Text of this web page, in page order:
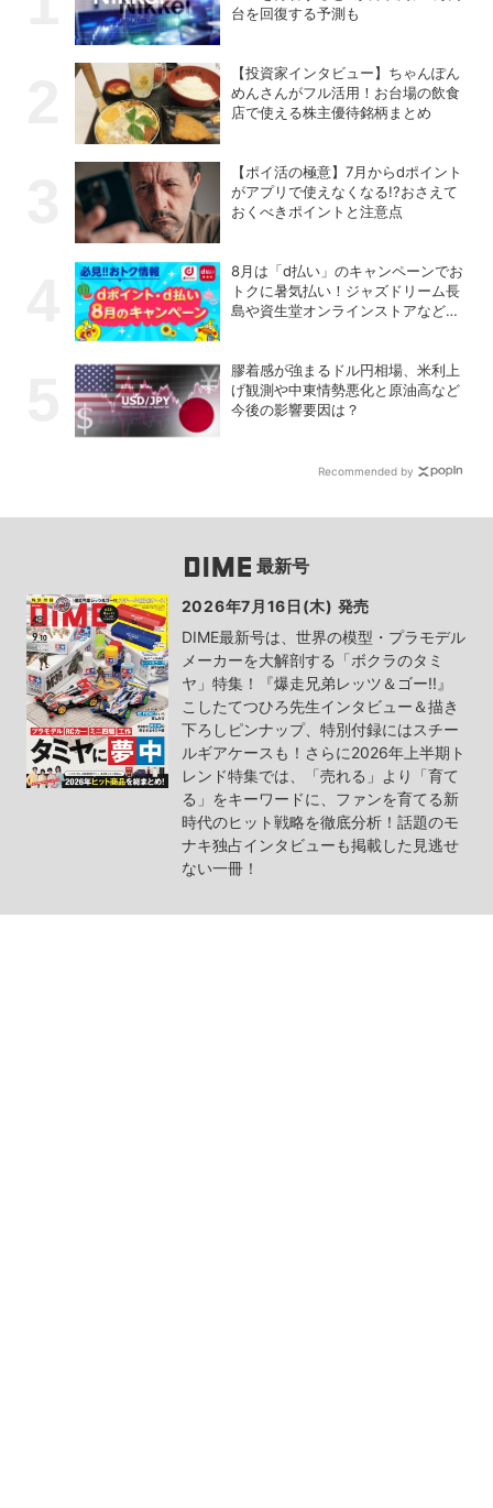
台を回復する予測も
【投資家インタビュー】ちゃんぽん
めんさんがフル活用！お台場の飲食
店で使える株主優待銘柄まとめ
【ポイ活の極意】7月からdポイント
がアプリで使えなくなる!?おさえて
おくべきポイントと注意点
8月は「d払い」のキャンペーンでお
トクに暑気払い！ジャズドリーム長
島や資生堂オンラインストアなどに
膠着感が強まるドル円相場、米利上
げ観測や中東情勢悪化と原油高など
今後の影響要因は？
Recommended by
最新号
2026年7月16日(木) 発売
DIME最新号は、世界の模型・プラモデル
メーカーを大解剖する「ボクラのタミ
ヤ」特集！『爆走兄弟レッツ＆ゴー!!』
こしたてつひろ先生インタビュー＆描き
下ろしピンナップ、特別付録にはスチー
ルギアケースも！さらに2026年上半期ト
レンド特集では、「売れる」より「育て
る」をキーワードに、ファンを育てる新
時代のヒット戦略を徹底分析！話題のモ
ナキ独占インタビューも掲載した見逃せ
ない一冊！